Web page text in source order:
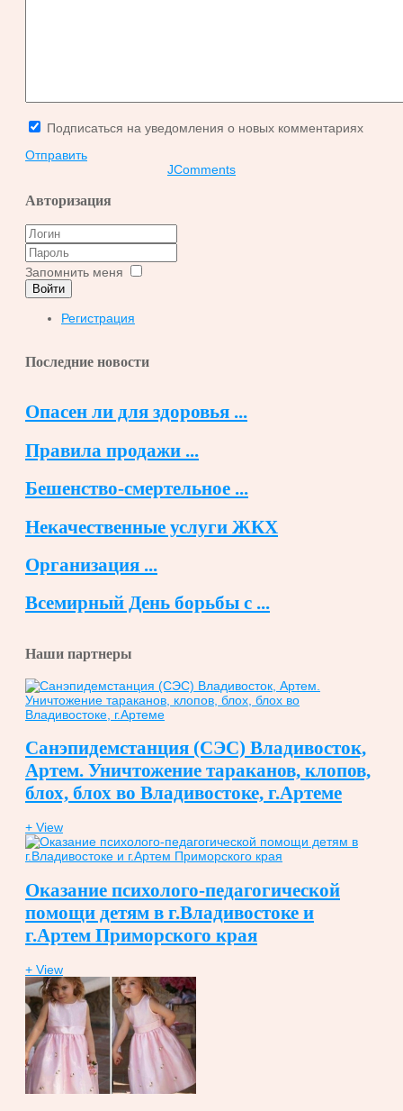
Подписаться на уведомления о новых комментариях
Отправить
JComments
Авторизация
Запомнить меня
Войти
Регистрация
Последние новости
Опасен ли для здоровья ...
Правила продажи ...
Бешенство-смертельное ...
Некачественные услуги ЖКХ
Организация ...
Всемирный День борьбы с ...
Наши партнеры
Санэпидемстанция (СЭС) Владивосток,
Артем. Уничтожение тараканов, клопов,
блох, блох во Владивостоке, г.Артеме
+ View
Оказание психолого-педагогической
помощи детям в г.Владивостоке и
г.Артем Приморского края
+ View